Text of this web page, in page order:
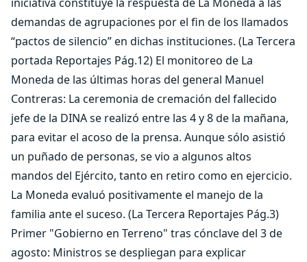
demandas de agrupaciones por el fin de los llamados
“pactos de silencio” en dichas instituciones. (La Tercera
portada Reportajes Pág.12) El monitoreo de La
Moneda de las últimas horas del general Manuel
Contreras: La ceremonia de cremación del fallecido
jefe de la DINA se realizó entre las 4 y 8 de la mañana,
para evitar el acoso de la prensa. Aunque sólo asistió
un puñado de personas, se vio a algunos altos
mandos del Ejército, tanto en retiro como en ejercicio.
La Moneda evaluó positivamente el manejo de la
familia ante el suceso. (La Tercera Reportajes Pág.3)
Primer "Gobierno en Terreno" tras cónclave del 3 de
agosto: Ministros se despliegan para explicar